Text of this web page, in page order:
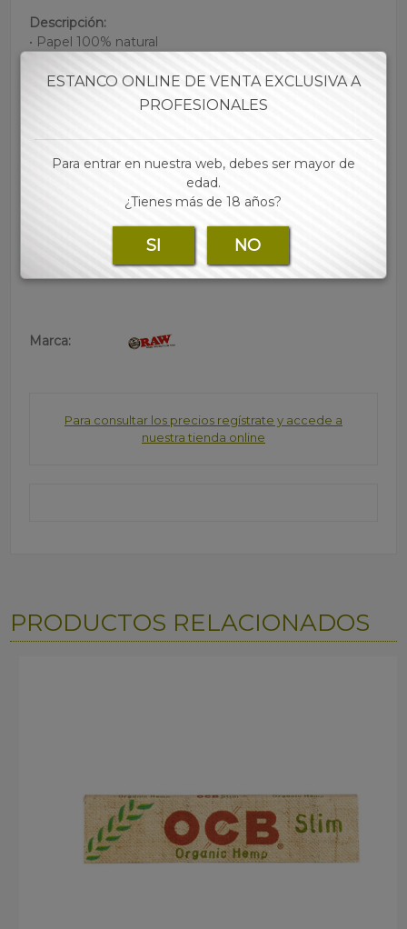
Descripción:
• Papel 100% natural
• Sin cloro ni aditivos
cigarrilo al liarlo
• Cada estuche contiene 25 libritos con 50 hojas cada
• Tamaño:70 mm (Regular)
• Las mejores marcas de papel, tubos, filtros y
accesorios para tu estanco lo encontraras en nuestra
Marca:
Para consultar los precios regístrate y accede a
nuestra tienda online
PRODUCTOS RELACIONADOS
ESTANCO ONLINE DE VENTA EXCLUSIVA A
PROFESIONALES
Para entrar en nuestra web, debes ser mayor de
edad.
¿Tienes más de 18 años?
SI NO